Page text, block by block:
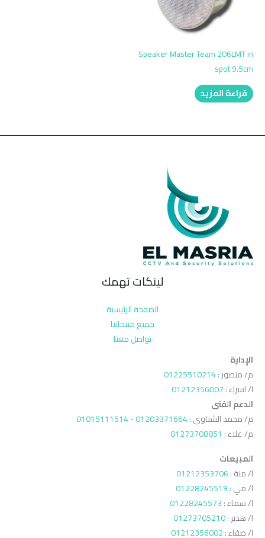
Speaker Master Team 206LMT in
spot 9.5cm
قراءة المزيد
لينكات تهمك
الصفحة الرئيسية
جميع منتجاتنا
تواصل معنا
الإدارة
م/ منصور :01225510214
ا/ اسراء :01212356007
الدعم الفنى
م/ محمد الشناوي :01203371664
-
01015111514
م/ علاء : 01273708851
المبيعات
ا/ منة :01212353706
ا/ مي :01228245519
ا/ سماء :01228245573
ا/ هدير :01273705210
ا/ صفاء :01212356002